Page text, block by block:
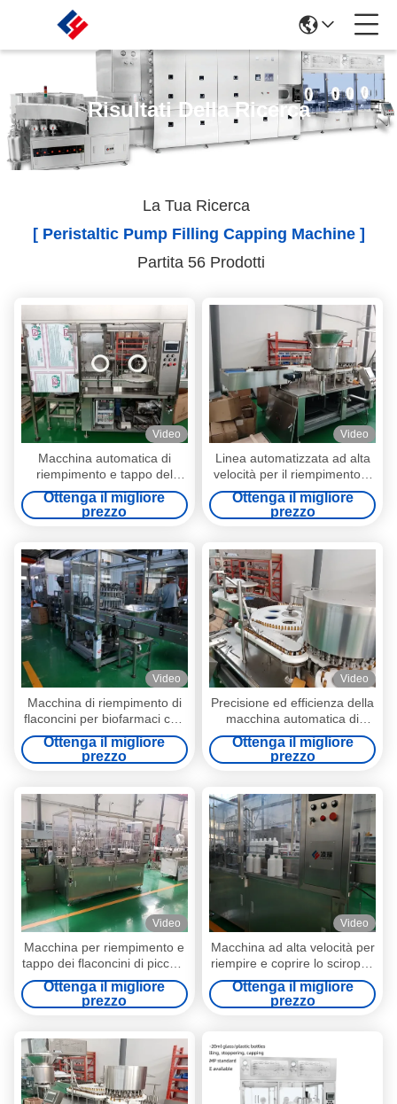
Risultati Della Ricerca
La Tua Ricerca
[ Peristaltic Pump Filling Capping Machine ]
Partita 56 Prodotti
Video
Macchina automatica di
riempimento e tappo del
liquido (10-500 ml)
Automazione di dosaggio e
sigillamento ad alta versatilità
liquide
Ottenga il migliore
prezzo
Video
Linea automatizzata ad alta
velocità per il riempimento e
il tappo dei flaconcini (300-
500 BPM) Imballaggio di
precisione a contaminazione
valore nelle scienze della vita
Ottenga il migliore
prezzo
Video
Macchina di riempimento di
flaconcini per biofarmaci con
sistema LAF e SIP, sistema
CIP, certificato CE standard
GMP
Ottenga il migliore
prezzo
Video
Precisione ed efficienza della
macchina automatica di
riempimento di liquidi per
l'industria farmaceutica,
cosmetica e alimentare
Ottenga il migliore
prezzo
Video
Macchina per riempimento e
tappo dei flaconcini di piccole
quantità (2-100 ml) conforme
alle GMP
Ottenga il migliore
prezzo
Video
Macchina ad alta velocità per
riempire e coprire lo sciroppo
(50-500 ml) Dosaggio multi-
viscosità di precisione per
soluzioni avanzate di
nutrizionale
Ottenga il migliore
prezzo